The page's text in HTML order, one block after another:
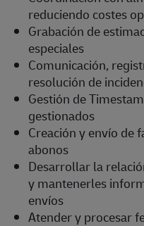
reduciendo costes
Grabación de
especiales
Comunicación,
resolución de
Gestión de
gestionados
Creación y envío de
abonos
Desarrollar la
y mantenerles
envíos
Atender y procesar